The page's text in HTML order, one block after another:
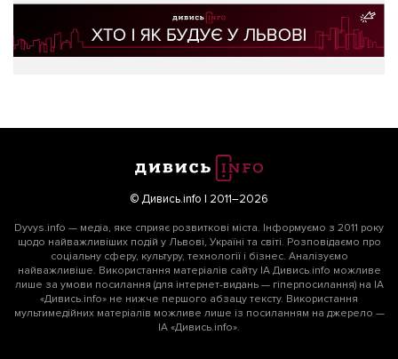
© Дивись.info | 2011–2026
Dyvys.info — медіа, яке сприяє розвиткові міста. Інформуємо з 2011 року
щодо найважливіших подій у Львові, Україні та світі. Розповідаємо про
соціальну сферу, культуру, технології і бізнес. Аналізуємо
найважливіше. Використання матеріалів сайту ІА Дивись.info можливе
лише за умови посилання (для інтернет-видань — гіперпосилання) на ІА
«Дивись.info» не нижче першого абзацу тексту. Використання
мультимедійних матеріалів можливе лише із посиланням на джерело —
ІА «Дивись.info».